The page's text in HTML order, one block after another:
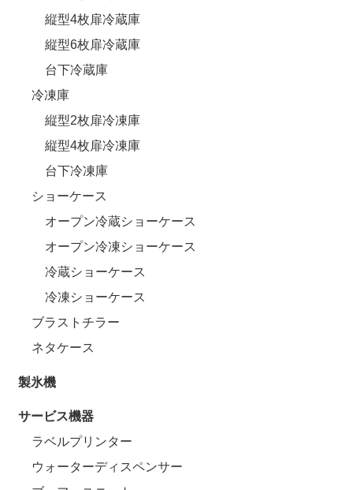
縦型4枚扉冷蔵庫
縦型6枚扉冷蔵庫
台下冷蔵庫
冷凍庫
縦型2枚扉冷凍庫
縦型4枚扉冷凍庫
台下冷凍庫
ショーケース
オープン冷蔵ショーケース
オープン冷凍ショーケース
冷蔵ショーケース
冷凍ショーケース
ブラストチラー
ネタケース
製氷機
サービス機器
ラベルプリンター
ウォーターディスペンサー